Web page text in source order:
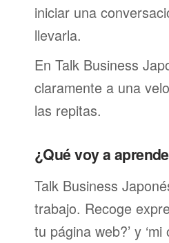
iniciar una
llevarla.
En Talk Business
claramente a una
las repitas.
¿Qué voy a
Talk Business
trabajo. Recoge
tu página web?’ y